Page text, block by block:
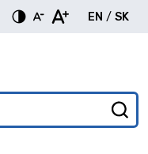
EN
English
/ SK
be